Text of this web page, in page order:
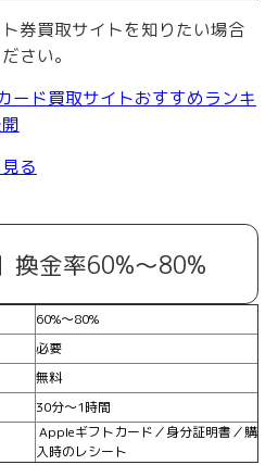
券買取サイトを知りたい場合
さい。
ード買取サイトおすすめランキ
る
換金率60%〜80%
60%〜80%
必要
無料
30分〜1時間
Appleギフトカード／身分証明書／購
入時のレシート